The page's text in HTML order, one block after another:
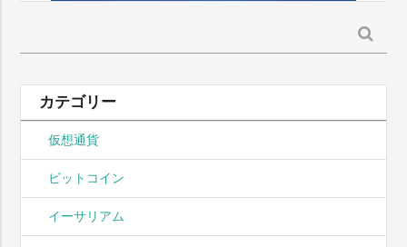
索:
カテゴリー
仮想通貨
ビットコイン
イーサリアム